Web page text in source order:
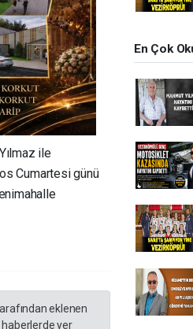
ile
Cumartesi günü
eklenen
yer
En Çok